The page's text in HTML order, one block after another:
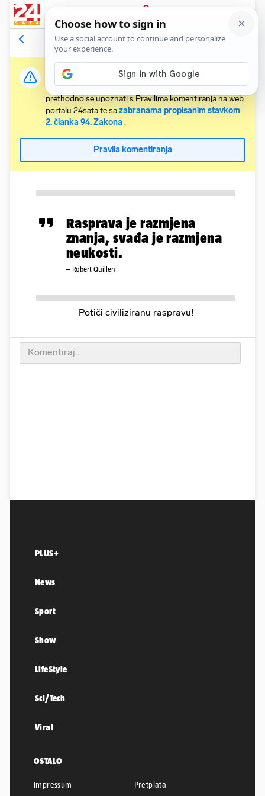
PRIJAVA
Komentari Relevantni
Važna obavijest:
Svaki korisnik koji želi komentirati članke obvezan je
prethodno se upoznati s Pravilima komentiranja na web
portalu 24sata te sazabranama propisanim stavkom
2. članka 94. Zakona .
Pravila komentiranja
Rasprava je razmjena
znanja, svađa je razmjena
neukosti.
– Robert Quillen
Potiči civiliziranu raspravu!
PLUS+
News
Sport
Show
LifeStyle
Sci/Tech
Viral
OSTALO
Impressum Pretplata